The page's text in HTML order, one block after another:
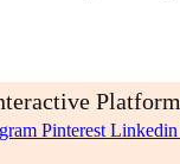
Platform
Pinterest Linkedin